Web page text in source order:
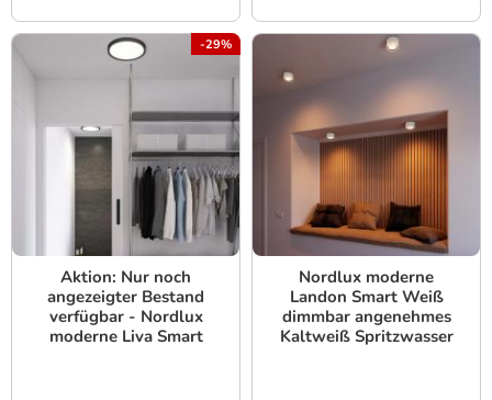
-29%
Aktion: Nur noch
angezeigter Bestand
verfügbar - Nordlux
moderne Liva Smart
Nordlux moderne
Landon Smart Weiß
dimmbar angenehmes
Kaltweiß Spritzwasser